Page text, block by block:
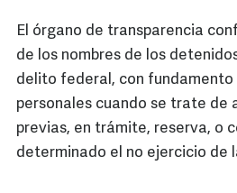
El órgano de transparencia
de los nombres de los
delito federal, con fundamento
personales cuando se trate de
previas, en trámite, reserva, o
determinado el no ejercicio de